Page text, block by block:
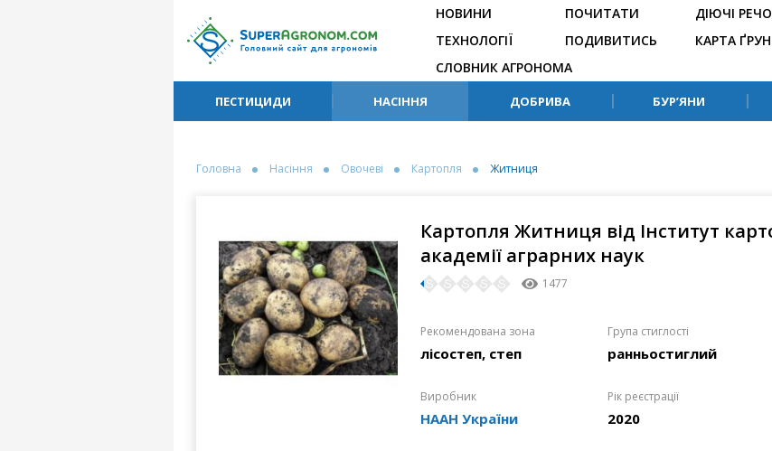
НОВИНИ
ТЕХНОЛОГІЇ
ПОЧИТАТИ
ПОДИВИТИСЬ
ДІЮЧІ
КАРТА
СЛОВНИК АГРОНОМА
ПЕСТИЦИДИ НАСІННЯ ДОБРИВА БУР’ЯНИ
Головна Насіння Овочеві Картопля Житниця
Картопля Житниця від Інститут
академії аграрних наук
1477
Рекомендована зона
лісостеп, степ
Група стиглості
ранньостиглий
Виробник
НААН України
Рік реєстрації
2020